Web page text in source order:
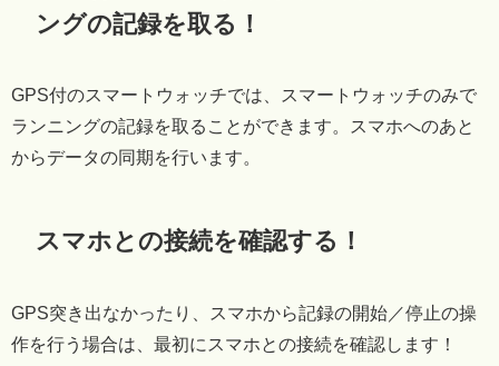
ングの記録を取る！
GPS付のスマートウォッチでは、スマートウォッチのみで
ランニングの記録を取ることができます。スマホへのあと
からデータの同期を行います。
スマホとの接続を確認する！
GPS突き出なかったり、スマホから記録の開始／停止の操
作を行う場合は、最初にスマホとの接続を確認します！